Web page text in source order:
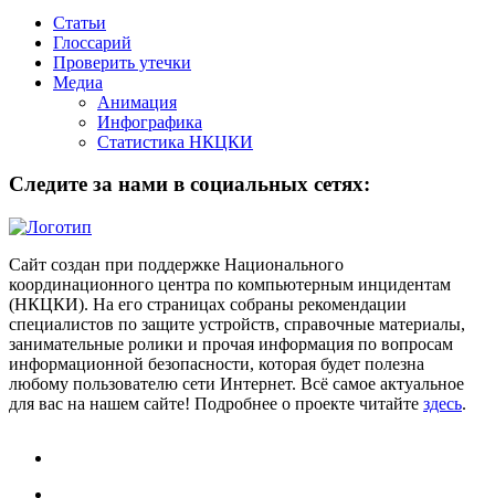
Статьи
Глоссарий
Проверить утечки
Медиа
Анимация
Инфографика
Статистика НКЦКИ
Следите за нами в социальных сетях:
Сайт создан при поддержке Национального
координационного центра по компьютерным инцидентам
(НКЦКИ). На его страницах собраны рекомендации
специалистов по защите устройств, справочные материалы,
занимательные ролики и прочая информация по вопросам
информационной безопасности, которая будет полезна
любому пользователю сети Интернет. Всё самое актуальное
для вас на нашем сайте! Подробнее о проекте читайте здесь.